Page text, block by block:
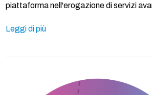
piattaforma nell'erogazione di servizi
Leggi di più